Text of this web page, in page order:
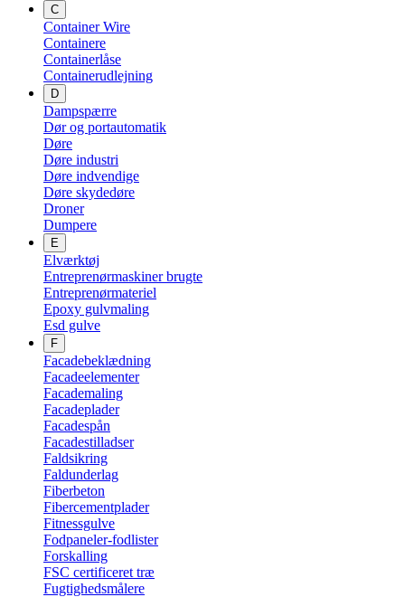
C
Container Wire
Containere
Containerlåse
Containerudlejning
D
Dampspærre
Dør og portautomatik
Døre
Døre industri
Døre indvendige
Døre skydedøre
Droner
Dumpere
E
Elværktøj
Entreprenørmaskiner brugte
Entreprenørmateriel
Epoxy gulvmaling
Esd gulve
F
Facadebeklædning
Facadeelementer
Facademaling
Facadeplader
Facadespån
Facadestilladser
Faldsikring
Faldunderlag
Fiberbeton
Fibercementplader
Fitnessgulve
Fodpaneler-fodlister
Forskalling
FSC certificeret træ
Fugtighedsmålere